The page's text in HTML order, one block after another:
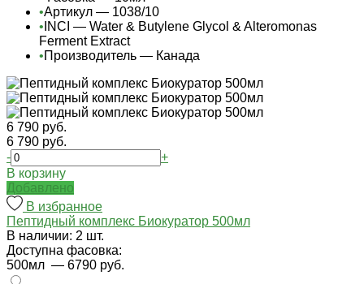
•Артикул — 1038/10
• INCI — Water & Butylene Glycol & Alteromonas
Ferment Extract
•Производитель — Канада
6 790 руб.
6 790 руб.
-
+
В корзину
Добавлено
В избранное
Пептидный комплекс Биокуратор 500мл
В наличии: 2 шт.
Доступна фасовка:
500мл — 6790 руб.